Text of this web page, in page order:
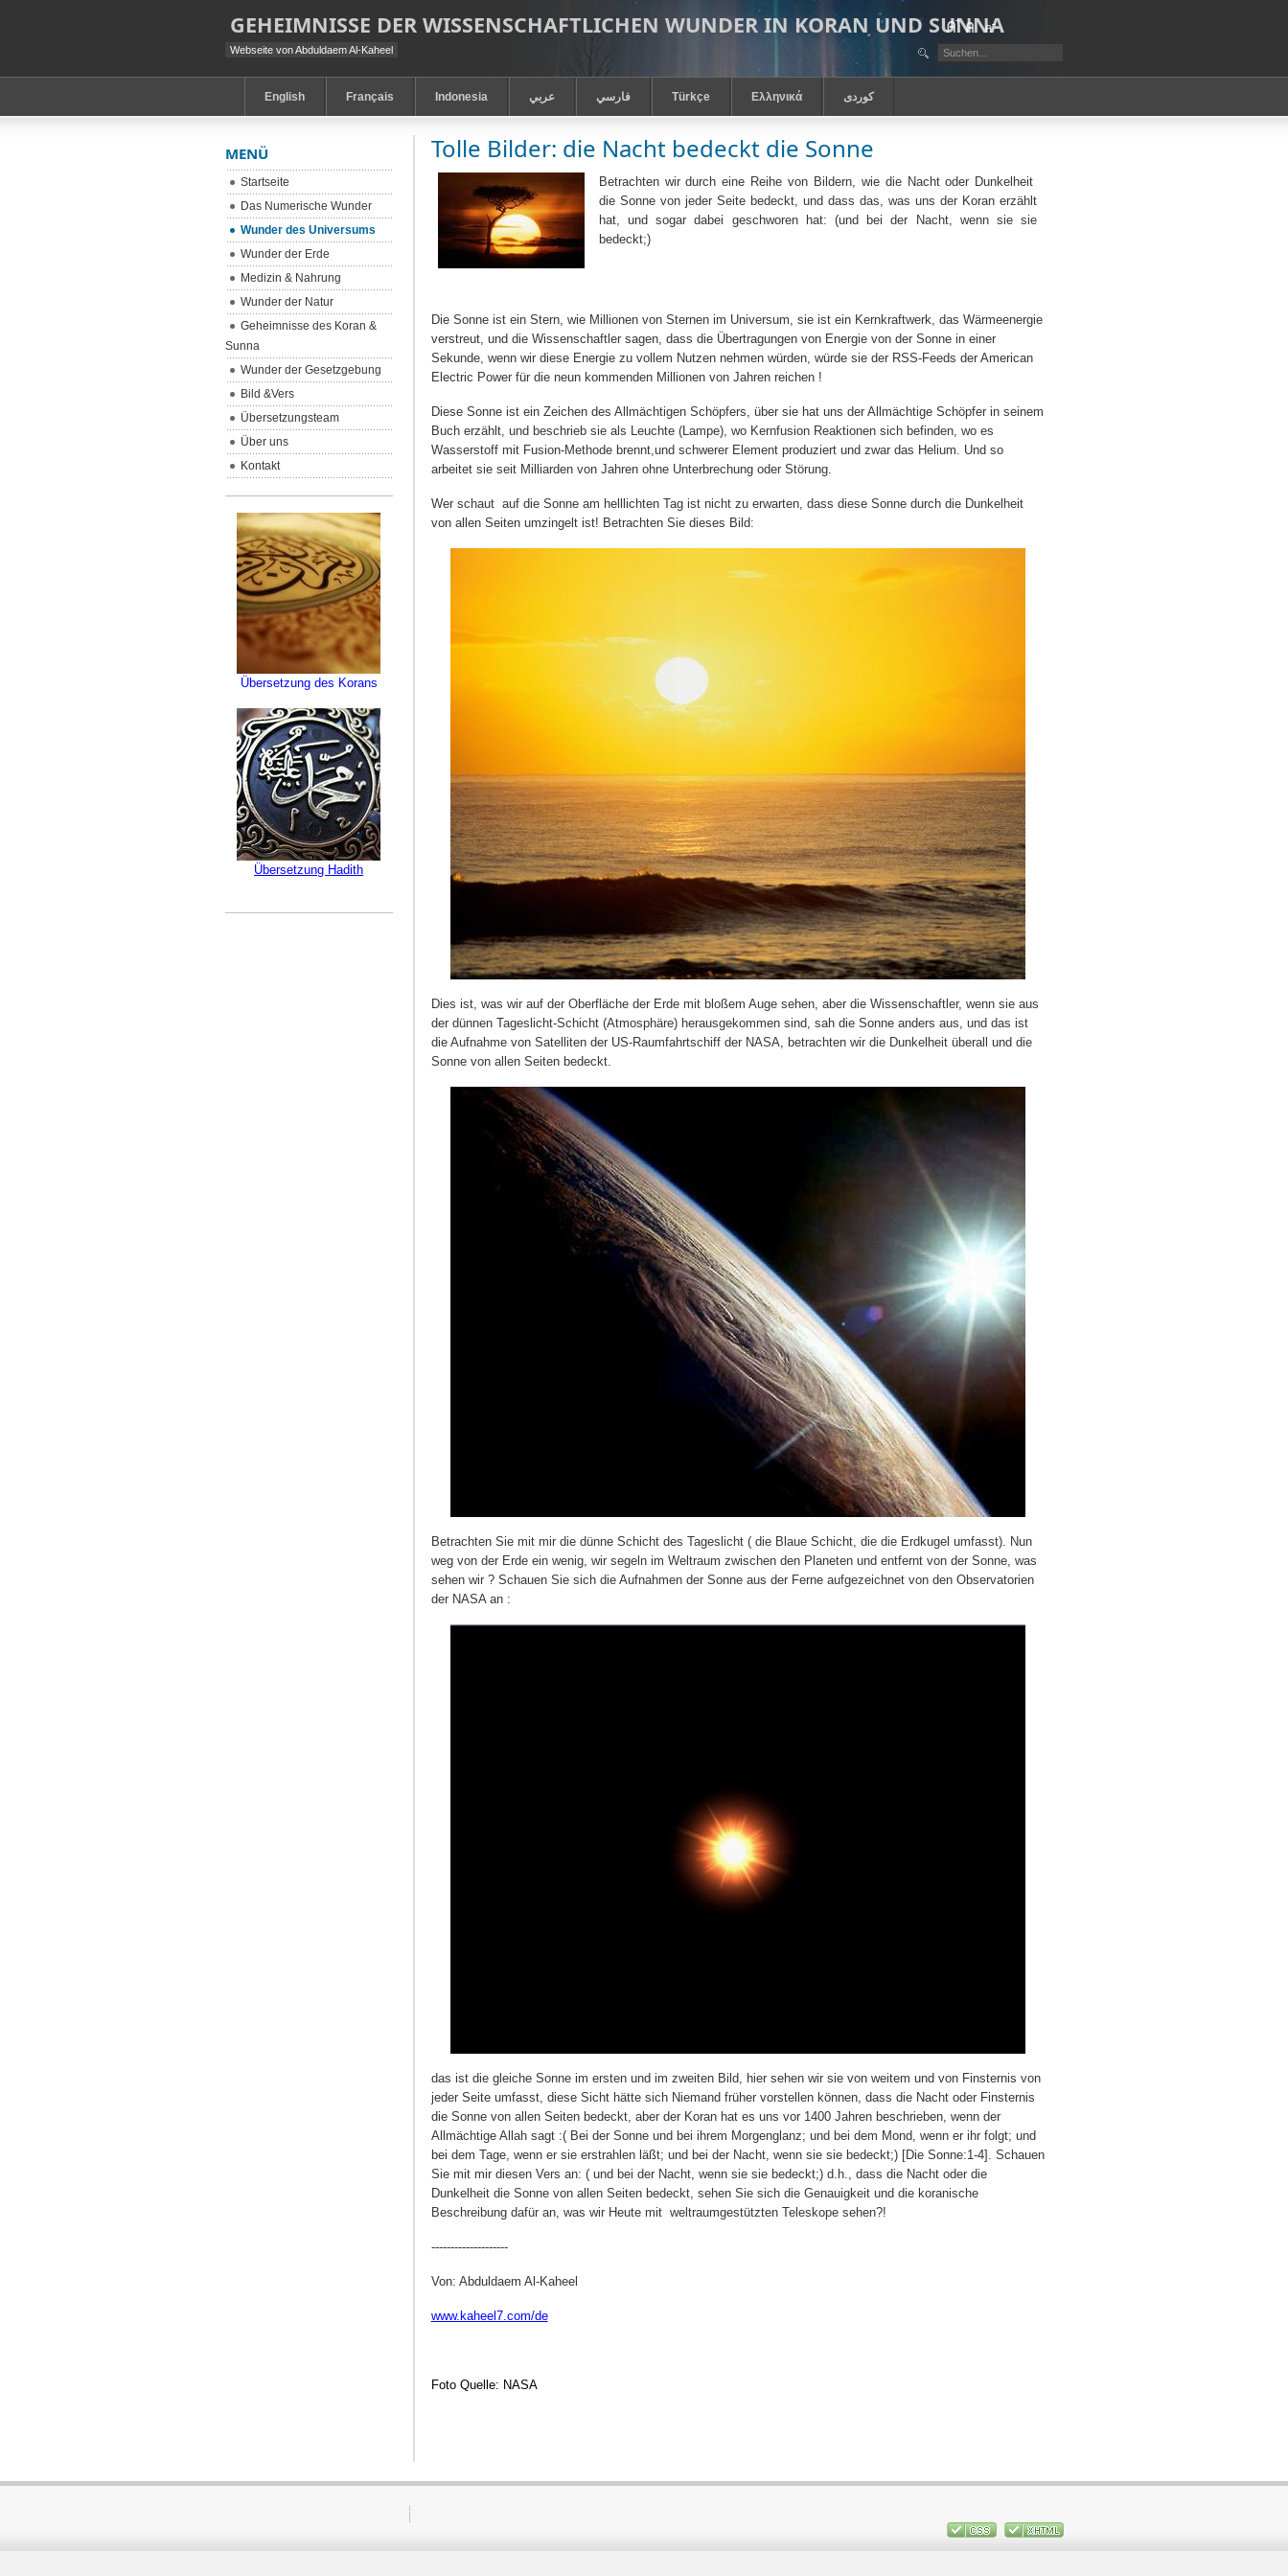
GEHEIMNISSE DER WISSENSCHAFTLICHEN WUNDER IN KORAN UND SUNNA
Webseite von Abduldaem Al-Kaheel
English Français Indonesia عربي فارسي Türkçe Ελληνικά كوردى
Tolle Bilder: die Nacht bedeckt die Sonne
Betrachten wir durch eine Reihe von Bildern, wie die Nacht oder Dunkelheit
die Sonne von jeder Seite bedeckt, und dass das, was uns der Koran erzählt
hat, und sogar dabei geschworen hat: (und bei der Nacht, wenn sie sie
bedeckt;)
Die Sonne ist ein Stern, wie Millionen von Sternen im Universum, sie ist ein Kernkraftwerk, das Wärmeenergie
verstreut, und die Wissenschaftler sagen, dass die Übertragungen von Energie von der Sonne in einer
Sekunde, wenn wir diese Energie zu vollem Nutzen nehmen würden, würde sie der RSS-Feeds der American
Electric Power für die neun kommenden Millionen von Jahren reichen !
Diese Sonne ist ein Zeichen des Allmächtigen Schöpfers, über sie hat uns der Allmächtige Schöpfer in seinem
Buch erzählt, und beschrieb sie als Leuchte (Lampe), wo Kernfusion Reaktionen sich befinden, wo es
Wasserstoff mit Fusion-Methode brennt,und schwerer Element produziert und zwar das Helium. Und so
arbeitet sie seit Milliarden von Jahren ohne Unterbrechung oder Störung.
Wer schaut auf die Sonne am helllichten Tag ist nicht zu erwarten, dass diese Sonne durch die Dunkelheit
von allen Seiten umzingelt ist! Betrachten Sie dieses Bild:
Dies ist, was wir auf der Oberfläche der Erde mit bloßem Auge sehen, aber die Wissenschaftler, wenn sie aus
der dünnen Tageslicht-Schicht (Atmosphäre) herausgekommen sind, sah die Sonne anders aus, und das ist
die Aufnahme von Satelliten der US-Raumfahrtschiff der NASA, betrachten wir die Dunkelheit überall und die
Sonne von allen Seiten bedeckt.
Betrachten Sie mit mir die dünne Schicht des Tageslicht ( die Blaue Schicht, die die Erdkugel umfasst). Nun
weg von der Erde ein wenig, wir segeln im Weltraum zwischen den Planeten und entfernt von der Sonne, was
sehen wir ? Schauen Sie sich die Aufnahmen der Sonne aus der Ferne aufgezeichnet von den Observatorien
der NASA an :
das ist die gleiche Sonne im ersten und im zweiten Bild, hier sehen wir sie von weitem und von Finsternis von
jeder Seite umfasst, diese Sicht hätte sich Niemand früher vorstellen können, dass die Nacht oder Finsternis
die Sonne von allen Seiten bedeckt, aber der Koran hat es uns vor 1400 Jahren beschrieben, wenn der
Allmächtige Allah sagt :( Bei der Sonne und bei ihrem Morgenglanz; und bei dem Mond, wenn er ihr folgt; und
bei dem Tage, wenn er sie erstrahlen läßt; und bei der Nacht, wenn sie sie bedeckt;) [Die Sonne:1-4]. Schauen
Sie mit mir diesen Vers an: ( und bei der Nacht, wenn sie sie bedeckt;) d.h., dass die Nacht oder die
Dunkelheit die Sonne von allen Seiten bedeckt, sehen Sie sich die Genauigkeit und die koranische
Beschreibung dafür an, was wir Heute mit weltraumgestützten Teleskope sehen?!
--------------------
Von: Abduldaem Al-Kaheel
www.kaheel7.com/de
Foto Quelle: NASA
MENÜ
Startseite
Das Numerische Wunder
Wunder des Universums
Wunder der Erde
Medizin & Nahrung
Wunder der Natur
Geheimnisse des Koran &
Sunna
Wunder der Gesetzgebung
Bild &Vers
Übersetzungsteam
Über uns
Kontakt
Übersetzung des Korans
Übersetzung Hadith